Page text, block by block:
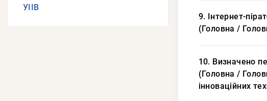
УІІВ
9. Інтернет-
(Головна /
10. Визначено
(Головна /
інноваційних